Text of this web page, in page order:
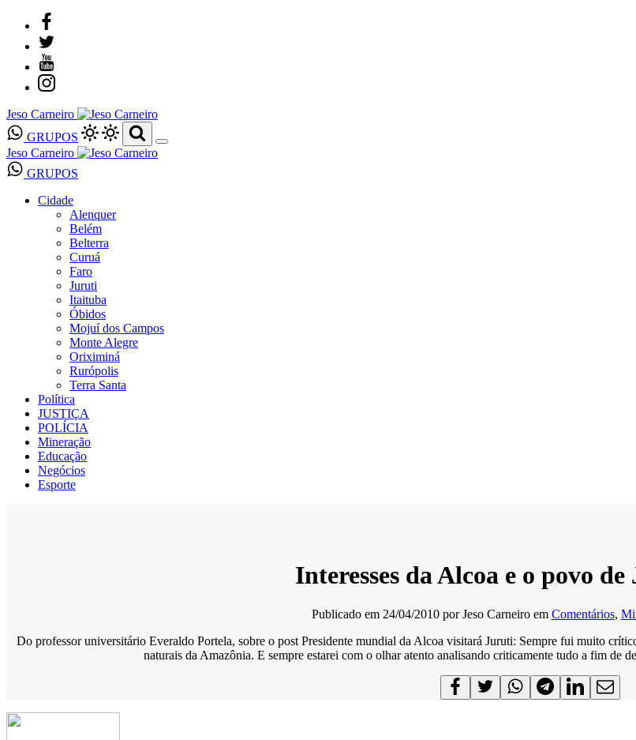
Jeso Carneiro
GRUPOS
Jeso Carneiro
GRUPOS
Cidade
Alenquer
Belém
Belterra
Curuá
Faro
Juruti
Itaituba
Óbidos
Mojuí dos Campos
Monte Alegre
Oriximiná
Rurópolis
Terra Santa
Política
JUSTIÇA
POLÍCIA
Mineração
Educação
Negócios
Esporte
Interesses da Alcoa e o povo
Publicado em 24/04/2010 porJeso Carneiro em Comentários,
Do professor universitário Everaldo Portela, sobre o post Presidente mundial da Alcoa visitará Juruti: Sempre fui muito
naturais da Amazônia. E sempre estarei com o olhar atento analisando criticamente tudo a fim de